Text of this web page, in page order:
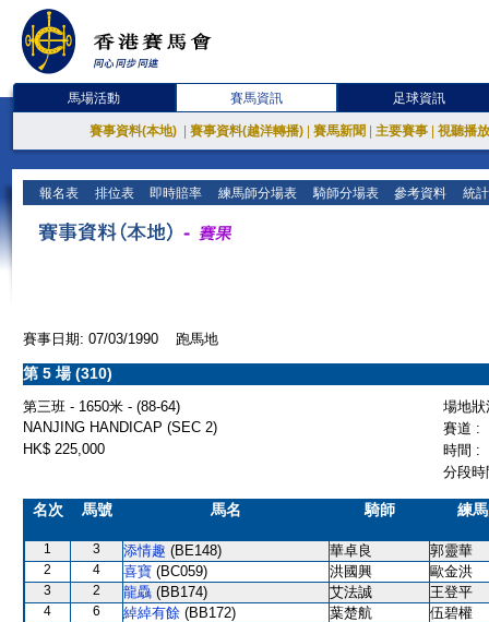
馬場活動 賽馬資訊 足球資訊
賽事資料(本地) 賽事資料(越洋轉播) 賽馬新聞 主要賽事 視聽播
報名表 排位表 即時賠率 練馬師分場表 騎師分場表 參考資料 統
賽事日期: 07/03/1990 跑馬地
第 5 場 (310)
第三班 - 1650米 - (88-64)
場地
NANJING HANDICAP (SEC 2)
賽道 :
HK$ 225,000
時間 :
分段
名次 馬號 馬名 騎師 練
1 3 添情趣 (BE148) 華卓良 郭靈華
2 4 喜寶 (BC059) 洪國興 歐金洪
3 2 龍驫 (BB174) 艾法誠 王登平
4 6 綽綽有餘 (BB172) 葉楚航 伍碧權